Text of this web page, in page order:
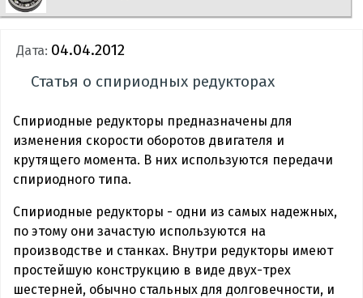
Дата: 04.04.2012
Статья о спириодных редукторах
Спириодные редукторы предназначены для
изменения скорости оборотов двигателя и
крутящего момента. В них используются передачи
спириодного типа.
Спириодные редукторы - одни из самых надежных,
по этому они зачастую используются на
производстве и станках. Внутри редукторы имеют
простейшую конструкцию в виде двух-трех
шестерней, обычно стальных для долговечности, и